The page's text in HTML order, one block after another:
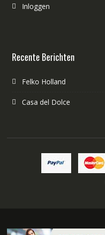
Inloggen
Recente Berichten
Felko Holland
Casa del Dolce